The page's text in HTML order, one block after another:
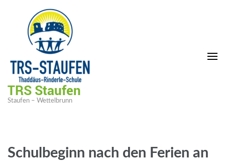
TRS Staufen
Staufen – Wettelbrunn
Schulbeginn nach den Ferien an